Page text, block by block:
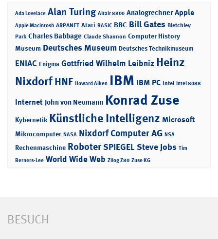
Ada Lovelace Alan Turing Altair 8800 Analogrechner Apple
Apple Macintosh ARPANET Atari BASIC BBC Bill Gates Bletchley
Park Charles Babbage Claude Shannon Computer History
Museum Deutsches Museum Deutsches Technikmuseum
ENIAC Enigma Gottfried Wilhelm Leibniz Heinz
NixdorfHNF Howard Aiken IBM IBM PC Intel Intel 8088
Internet John von Neumann Konrad Zuse
Kybernetik Künstliche Intelligenz Microsoft
Mikrocomputer NASA Nixdorf Computer AG NSA
Rechenmaschine RoboterSPIEGELSteve Jobs Tim
Berners-Lee World Wide Web Zilog Z80 Zuse KG
BESUCH